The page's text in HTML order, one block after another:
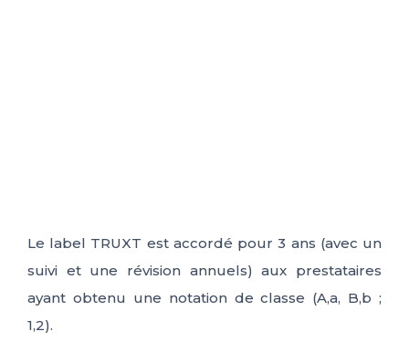
Le label TRUXT est accordé pour 3 ans (avec un
suivi et une révision annuels) aux prestataires
ayant obtenu une notation de classe (A,a, B,b ;
1,2).